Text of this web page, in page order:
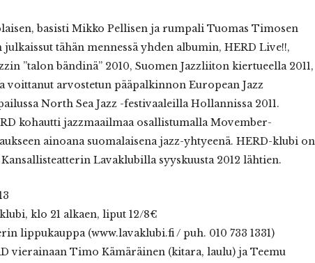
basisti Mikko Pellisen ja rumpali Tuomas Timosen
tähän mennessä yhden albumin, HERD Live!!,
”talon bändinä” 2010, Suomen Jazzliiton kiertueella 2011,
voittanut arvostetun pääpalkinnon European Jazz
North Sea Jazz -festivaaleilla Hollannissa 2011.
kohautti jazzmaailmaa osallistumalla Movember-
ainoana suomalaisena jazz-yhtyeenä. HERD-klubi on
Lavaklubilla syyskuusta 2012 lähtien.
klo 21 alkaen, liput 12/8€
lippukauppa (www.lavaklubi.fi / puh. 010 733 1331)
vierainaan Timo Kämäräinen (kitara, laulu) ja Teemu